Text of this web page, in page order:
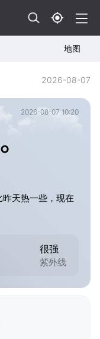
地图
2026-08-07
2026-08-07 10:20
天热一些，现在
很强
紫外线